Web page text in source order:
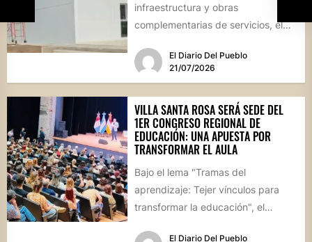
infraestructura y obras
complementarias de servicios, el
etapa de culminación....
El Diario Del Pueblo
21/07/2026
VILLA SANTA ROSA SERÁ SEDE DEL
1ER CONGRESO REGIONAL DE
EDUCACIÓN: UNA APUESTA POR
TRANSFORMAR EL AULA
Bajo el lema "Tramas del
aprendizaje: Tejer vínculos para
transformar la educación", el
El Diario Del Pueblo